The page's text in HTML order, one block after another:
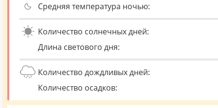
Средняя температура ночью:
Количество солнечных дней:
Длина светового дня:
Количество дождливых дней:
Количество осадков: